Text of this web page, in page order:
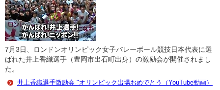
7月3日、ロンドンオリンピック女子バレーボール競技日本代表に選
ばれた井上香織選手（豊岡市出石町出身）の激励会が開催されまし
た。
井上香織選手激励会 "オリンピック出場おめでとう（YouTube動画）